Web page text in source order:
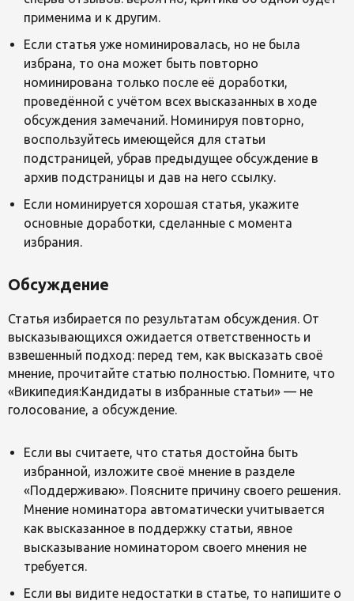
применима и к другим.
Если статья уже номинировалась, но не была
избрана, то она может быть повторно
номинирована только после её доработки,
проведённой с учётом всех высказанных в ходе
обсуждения замечаний. Номинируя повторно,
воспользуйтесь имеющейся для статьи
подстраницей, убрав предыдущее обсуждение в
архив подстраницы и дав на него ссылку.
Если номинируется хорошая статья, укажите
основные доработки, сделанные с момента
избрания.
Обсуждение
Статья избирается по результатам обсуждения. От
высказывающихся ожидается ответственность и
взвешенный подход: перед тем, как высказать своё
мнение, прочитайте статью полностью. Помните, что
«Википедия:Кандидаты в избранные статьи» — не
голосование, а обсуждение.
Если вы считаете, что статья достойна быть
избранной, изложите своё мнение в разделе
«Поддерживаю». Поясните причину своего решения.
Мнение номинатора автоматически учитывается
как высказанное в поддержку статьи, явное
высказывание номинатором своего мнения не
требуется.
Если вы видите недостатки в статье, то напишите о